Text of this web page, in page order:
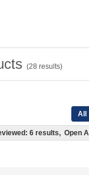
(28 results)
All
6 results,